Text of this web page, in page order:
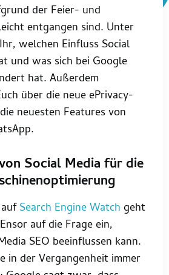
der Feier- und
entgangen sind. Unter
welchen Einfluss Social
und was sich bei Google
hat. Außerdem
über die neue ePrivacy-
neuesten Features von
Social Media für die
Search Engine Watch geht
auf die Frage ein,
SEO beeinflussen kann.
in der Vergangenheit immer